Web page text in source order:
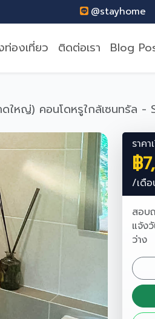
@stayhome
ท่องเที่ยว ติดต่อเรา Blog
ใหญ่) คอนโดหรูใกล้เซนทรัล -
ราค
฿
/เดือ
สอบ
แจ้ง
ว่าง